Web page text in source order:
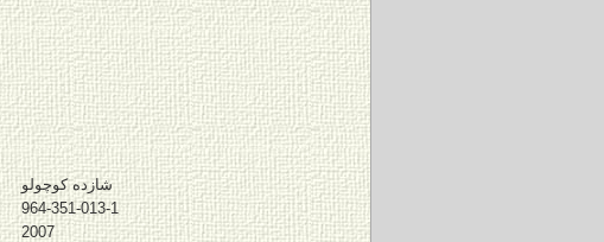
شازده کوچولو
964-351-013-1
2007